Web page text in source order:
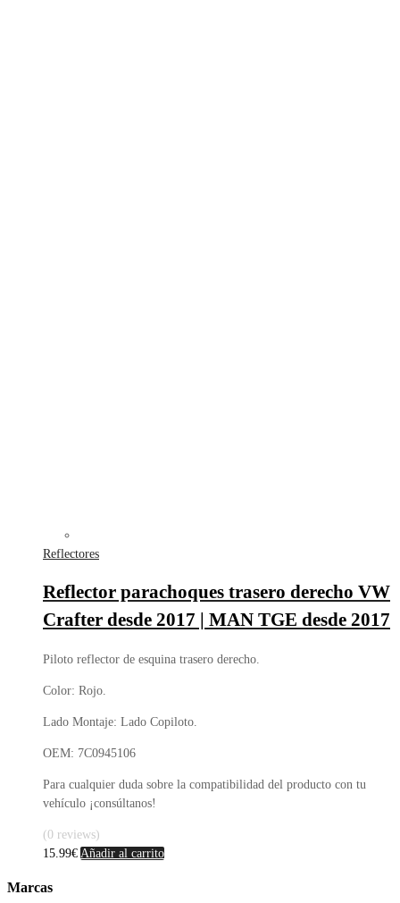
Reflectores
Reflector parachoques trasero derecho VW
Crafter desde 2017 | MAN TGE desde 2017
Piloto reflector de esquina trasero derecho.
Color: Rojo.
Lado Montaje: Lado Copiloto.
OEM: 7C0945106
Para cualquier duda sobre la compatibilidad del producto con tu
vehículo ¡consúltanos!
(0 reviews)
15.99€ Añadir al carrito
Marcas